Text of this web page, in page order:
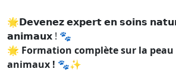
🌟𝗗𝗲𝘃𝗲𝗻𝗲𝘇 𝗲𝘅𝗽𝗲𝗿𝘁 𝗲𝗻 𝘀𝗼𝗶𝗻𝘀
𝗮𝗻𝗶𝗺𝗮𝘂𝘅 ! 🐾
🌟 Formation complète sur la peau
animaux ! 🐾✨